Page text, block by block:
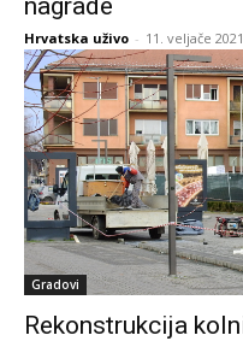
nagrade
Hrvatska uživo - 11. veljače
Gradovi
Rekonstrukcija